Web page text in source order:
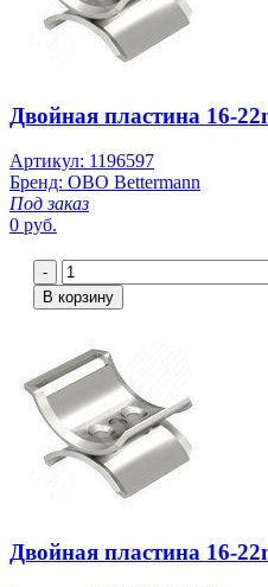
Двойная пластина 16-
Артикул: 1196597
Бренд: OBO Bettermann
Под заказ
0 руб.
-
В корзину
Двойная пластина 16-